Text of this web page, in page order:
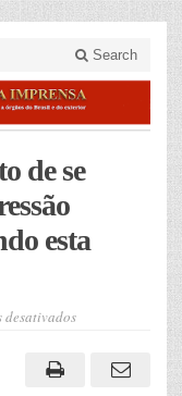
Search
de se
esta
desativadosem